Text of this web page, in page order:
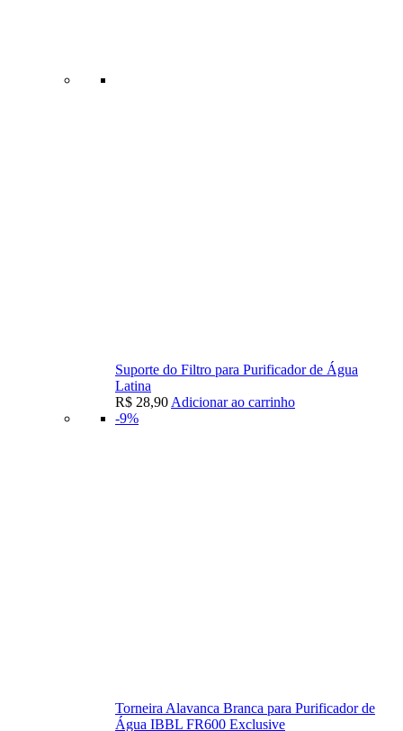
Suporte do Filtro para Purificador de Água
Latina
R$ 28,90 Adicionar ao carrinho
-9%
Torneira Alavanca Branca para Purificador de
Água IBBL FR600 Exclusive